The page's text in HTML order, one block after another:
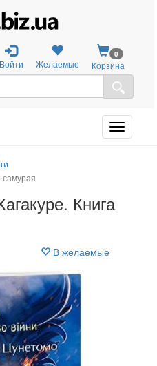
Войти Желаемые
0
Корзина
самурая
Книга
В желаемые